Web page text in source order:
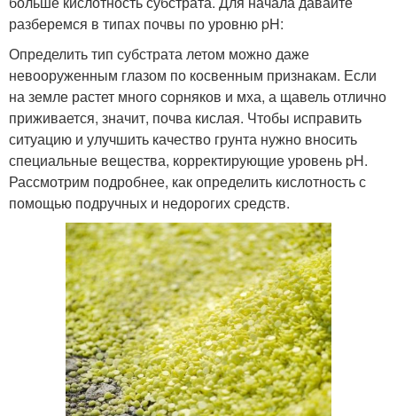
разберемся в типах почвы по уровню pH:
Определить тип субстрата летом можно даже
невооруженным глазом по косвенным признакам. Если
на земле растет много сорняков и мха, а щавель отлично
приживается, значит, почва кислая. Чтобы исправить
ситуацию и улучшить качество грунта нужно вносить
специальные вещества, корректирующие уровень pH.
Рассмотрим подробнее, как определить кислотность с
помощью подручных и недорогих средств.